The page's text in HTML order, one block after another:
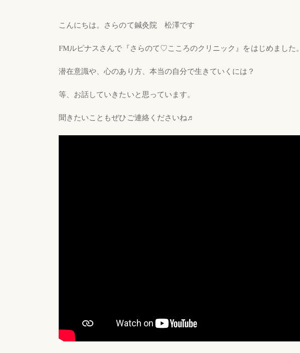
こんにちは。さらのて鍼灸院 松澤です
FMルピナスさんで『さらのて♡こころのクリニック』をはじめました。
潜在意識や、心のあり方、本当の自分で生きていくには？
等、お話していきたいと思っています。
聞きたいこともぜひご連絡くださいね♬